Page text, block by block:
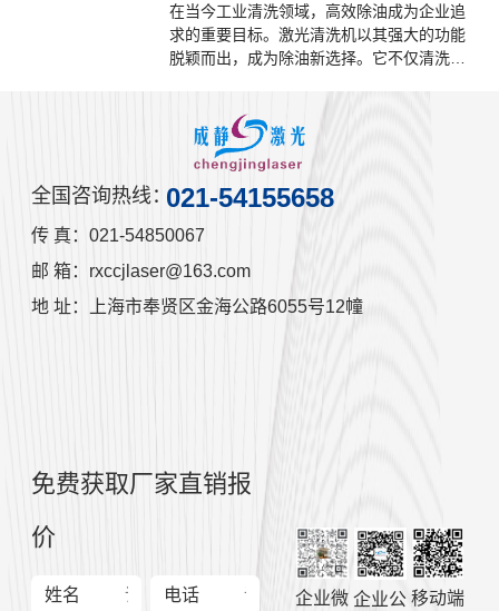
在当今工业清洗领域，高效除油成为企业追
求的重要目标。激光清洗机以其强大的功能
脱颖而出，成为除油新选择。它不仅清洗效
命性的改变。我们应积极推广和应用这一新
技术，以提升工业清洗的效率和水平。
全国咨询热线：021-54155658
传 真：021-54850067
邮 箱：rxccjlaser@163.com
地 址：上海市奉贤区金海公路6055号12幢
免费获取厂家直销报
价
姓名 电话 企业微 企业公 移动端